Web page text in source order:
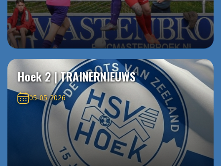
Hoek 2 | TRAINERNIEUWS
05-05-2026